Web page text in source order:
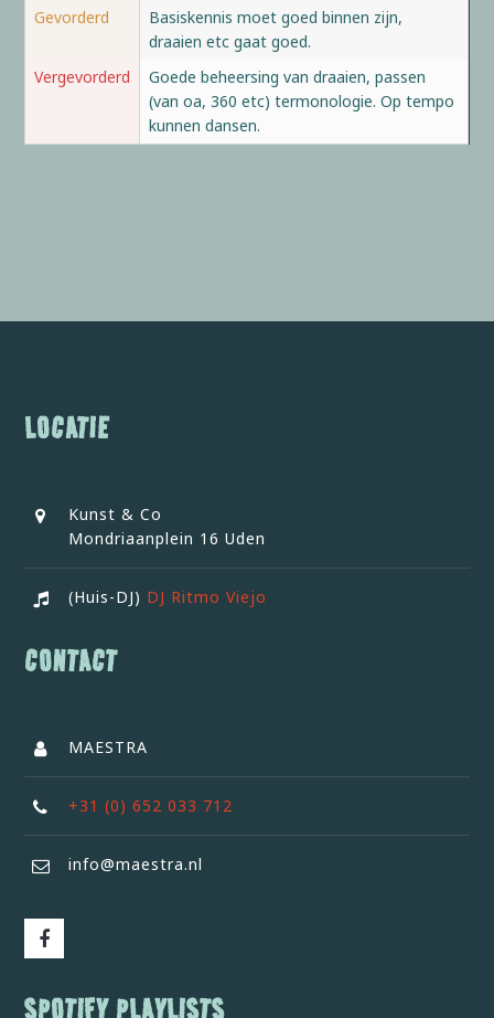
Gevorderd
Basiskennis moet goed binnen zijn,
draaien etc gaat goed.
Vergevorderd
Goede beheersing van draaien, passen
(van oa, 360 etc) termonologie. Op tempo
kunnen dansen.
LOCATIE
Kunst & Co
Mondriaanplein 16 Uden
(Huis-DJ) DJ Ritmo Viejo
CONTACT
MAESTRA
+31 (0) 652 033 712
info@maestra.nl
SPOTIFY PLAYLISTS